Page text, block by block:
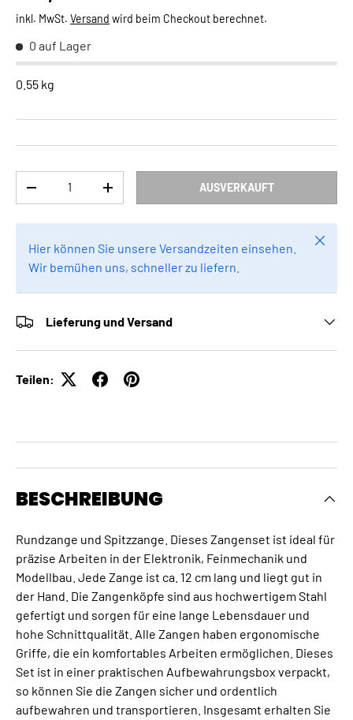
inkl. MwSt. Versand wird beim Checkout berechnet.
0 auf Lager
0.55 kg
MENGE VERRINGERNMENGE ERHÖHEN AUSVERKAUFT
Hier können Sie unsere Versandzeiten einsehen.
Wir bemühen uns, schneller zu liefern.
Lieferung und Versand
Teilen:
BESCHREIBUNG
Rundzange und Spitzzange. Dieses Zangenset ist ideal für
präzise Arbeiten in der Elektronik, Feinmechanik und
Modellbau. Jede Zange ist ca. 12 cm lang und liegt gut in
der Hand. Die Zangenköpfe sind aus hochwertigem Stahl
gefertigt und sorgen für eine lange Lebensdauer und
hohe Schnittqualität. Alle Zangen haben ergonomische
Griffe, die ein komfortables Arbeiten ermöglichen. Dieses
Set ist in einer praktischen Aufbewahrungsbox verpackt,
so können Sie die Zangen sicher und ordentlich
aufbewahren und transportieren. Insgesamt erhalten Sie